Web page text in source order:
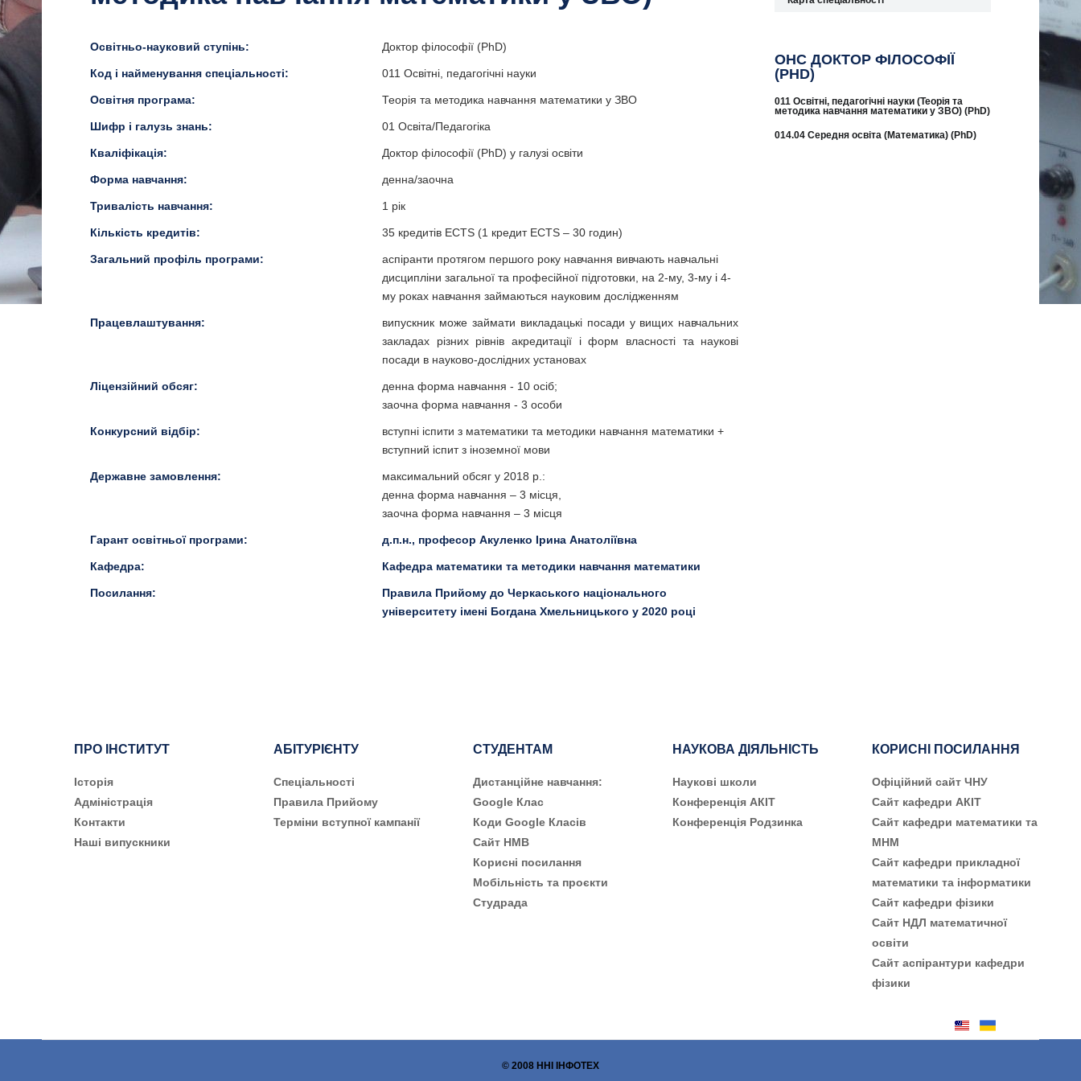
Освітньо-науковий ступінь: Доктор філософії (PhD)
Код і найменування спеціальності: 011 Освітні, педагогічні науки
Освітня програма: Теорія та методика навчання математики у ЗВО
Шифр і галузь знань: 01 Освіта/Педагогіка
Кваліфікація: Доктор філософії (PhD) у галузі освіти
Форма навчання: денна/заочна
Тривалість навчання: 1 рік
Кількість кредитів: 35 кредитів ECTS (1 кредит ЕСТS – 30 годин)
Загальний профіль програми:
аспіранти протягом першого року навчання вивчають навчальні
дисципліни загальної та професійної підготовки, на 2-му, 3-му і 4-
му роках навчання займаються науковим дослідженням
Працевлаштування:
випускник може займати викладацькі посади у вищих навчальних
закладах різних рівнів акредитації і форм власності та наукові
посади в науково-дослідних установах
Ліцензійний обсяг:
денна форма навчання - 10 осіб;
заочна форма навчання - 3 особи
Конкурсний відбір:
вступні іспити з математики та методики навчання математики +
вступний іспит з іноземної мови
Державне замовлення:
максимальний обсяг у 2018 р.:
денна форма навчання – 3 місця,
заочна форма навчання – 3 місця
Гарант освітньої програми: д.п.н., професор Акуленко Ірина Анатоліївна
Кафедра: Кафедра математики та методики навчання математики
Посилання:
Правила Прийому до Черкаського національного
університету імені Богдана Хмельницького у 2020 році
ОНС ДОКТОР ФІЛОСОФІЇ
(PHD)
011 Освітні, педагогічні науки (Теорія та
методика навчання математики у ЗВО) (PhD)
014.04 Середня освіта (Математика) (PhD)
ПРО ІНСТИТУТ
Історія
Адміністрація
Контакти
Наші випускники
АБІТУРІЄНТУ
Cпеціальності
Правила Прийому
Терміни вступної кампанії
СТУДЕНТАМ
Дистанційне навчання:
Google Клас
Коди Google Класів
Сайт НМВ
Корисні посилання
Мобільність та проєкти
Студрада
НАУКОВА ДІЯЛЬНІСТЬ
Наукові школи
Конференція АКІТ
Конференція Родзинка
КОРИСНІ ПОСИЛАННЯ
Офіційний сайт ЧНУ
Сайт кафедри АКІТ
Сайт кафедри математики та
МНМ
Сайт кафедри прикладної
математики та інформатики
Сайт кафедри фізики
Сайт НДЛ математичної
освіти
Сайт аспірантури кафедри
фізики
© 2008 ННІ ІНФОТЕХ